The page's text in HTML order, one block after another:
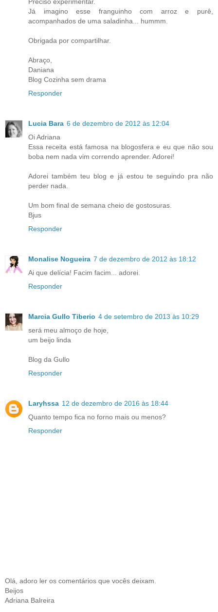
Já imagino esse franguinho com arroz e purê,
acompanhados de uma saladinha... hummm.
Obrigada por compartilhar.
Abraço,
Daniana
Blog Cozinha sem drama
Responder
Lucia Bara 6 de dezembro de 2012 às 12:04
Oi Adriana
Essa receita está famosa na blogosfera e eu que não sou
boba nem nada vim correndo aprender. Adorei!
Adorei também teu blog e já estou te seguindo pra não
perder nada.
Um bom final de semana cheio de gostosuras.
Bjus
Responder
Monalise Nogueira 7 de dezembro de 2012 às 18:12
Ai que delícia! Facim facim... adorei.
Responder
Marcia Gullo Tiberio 4 de setembro de 2013 às 10:29
será meu almoço de hoje,
um beijo linda
Blog da Gullo
Responder
Laryhssa 12 de dezembro de 2016 às 18:44
Quanto tempo fica no forno mais ou menos?
Responder
Olá, adoro ler os comentários que vocês deixam.
Beijos
Adriana Balreira